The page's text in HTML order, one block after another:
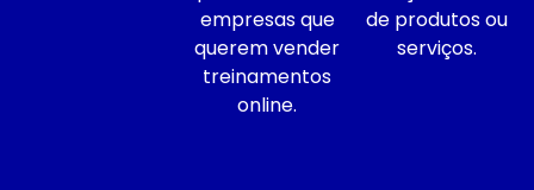
empresas que
querem vender
treinamentos
online.
de produtos ou
serviços.